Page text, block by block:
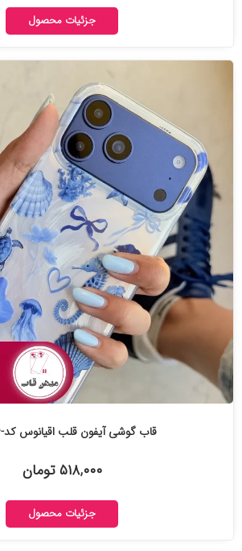
جزئیات محصول
قاب گوشی آیفون قلب اقیانوس کد-۱۹۸۵۶۶
۵۱۸,۰۰۰ تومان
جزئیات محصول